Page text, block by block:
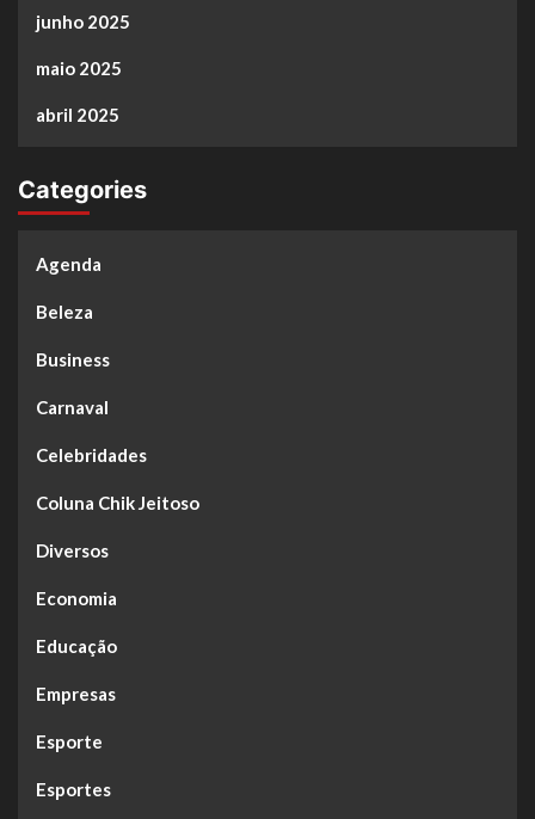
junho 2025
maio 2025
abril 2025
Categories
Agenda
Beleza
Business
Carnaval
Celebridades
Coluna Chik Jeitoso
Diversos
Economia
Educação
Empresas
Esporte
Esportes